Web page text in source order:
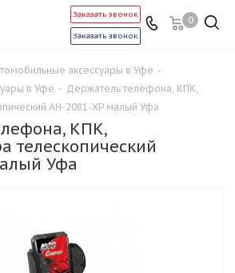
0
Заказать звонок
Заказать звонок
аксессуары в Уфе -
в Уфе - Держатель телефона, КПК,
AH-2081-XP малый Уфа
КПК,
телескопический
Уфа